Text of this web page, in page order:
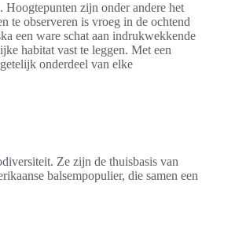
. Hoogtepunten zijn onder andere het
te observeren is vroeg in de ochtend
een ware schat aan indrukwekkende
habitat vast te leggen. Met een
onderdeel van elke
Ze zijn de thuisbasis van
balsempopulier, die samen een